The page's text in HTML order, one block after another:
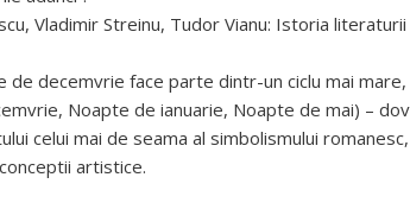
Vladimir Streinu, Tudor Vianu: Istoria
de decemvrie face parte dintr-un ciclu mai
Noapte de ianuarie, Noapte de mai) –
celui mai de seama al simbolismului
artistice.